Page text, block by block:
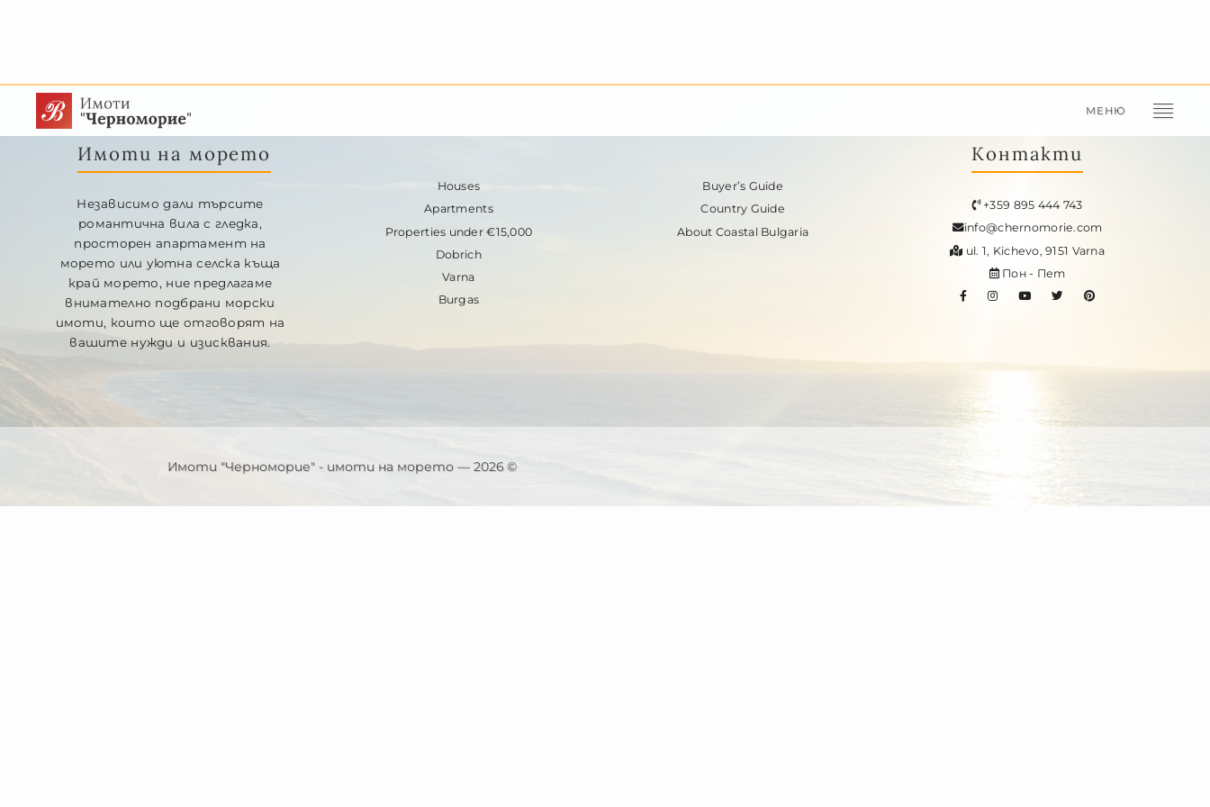
МЕНЮ
Имоти на морето
Независимо дали търсите
романтична вила с гледка,
просторен апартамент на
морето или уютна селска къща
край морето, ние предлагаме
внимателно подбрани морски
имоти, които ще отговорят на
вашите нужди и изисквания.
Houses
Apartments
Properties under €15,000
Dobrich
Varna
Burgas
Buyer’s Guide
Country Guide
About Coastal Bulgaria
Контакти
+359 895 444 743
info@chernomorie.com
ul. 1, Kichevo, 9151 Varna
Пон - Пет
Имоти "Черноморие" - имоти на морето — 2026 ©